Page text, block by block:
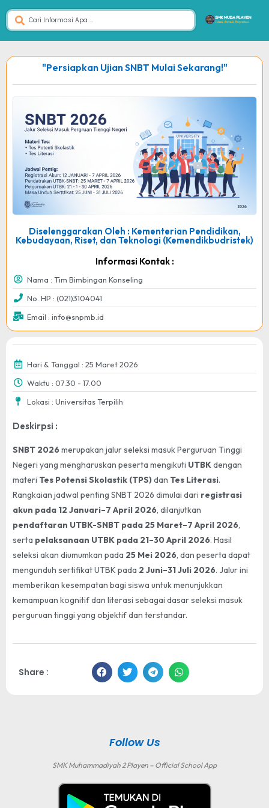
"Persiapkan Ujian SNBT Mulai Sekarang!"
Diselenggarakan Oleh : Kementerian Pendidikan,
Kebudayaan, Riset, dan Teknologi (Kemendikbudristek)
Informasi Kontak :
Nama : Tim Bimbingan Konseling
No. HP : (021)3104041
Email : info@snpmb.id
Hari & Tanggal : 25 Maret 2026
Waktu : 07.30 - 17.00
Lokasi : Universitas Terpilih
Deskirpsi :
SNBT 2026merupakan jalur seleksi masuk Perguruan Tinggi
Negeri yang mengharuskan peserta mengikuti UTBKdengan
materi Tes Potensi Skolastik (TPS)dan Tes Literasi.
Rangkaian jadwal penting SNBT 2026 dimulai dari registrasi
akun pada 12 Januari–7 April 2026 , dilanjutkan
pendaftaran UTBK-SNBT pada 25 Maret–7 April 2026
serta pelaksanaan UTBK pada 21–30 April 2026. Hasil
seleksi akan diumumkan pada 25 Mei 2026 , dan peserta dapat
mengunduh sertifikat UTBK pada 2 Juni–31 Juli 2026. Jalur ini
memberikan kesempatan bagi siswa untuk menunjukkan
kemampuan kognitif dan literasi sebagai dasar seleksi masuk
perguruan tinggi yang objektif dan terstandar.
Share :
Follow Us
SMK Muhammadiyah 2 Playen – Official School App